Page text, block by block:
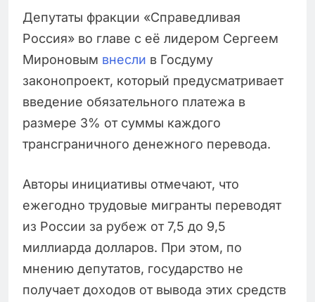
Депутаты фракции «Справедливая
Россия» во главе с её лидером Сергеем
Мироновым внесли в Госдуму
законопроект, который предусматривает
введение обязательного платежа в
размере 3% от суммы каждого
трансграничного денежного перевода.
Авторы инициативы отмечают, что
ежегодно трудовые мигранты переводят
из России за рубеж от 7,5 до 9,5
миллиарда долларов. При этом, по
мнению депутатов, государство не
получает доходов от вывода этих средств